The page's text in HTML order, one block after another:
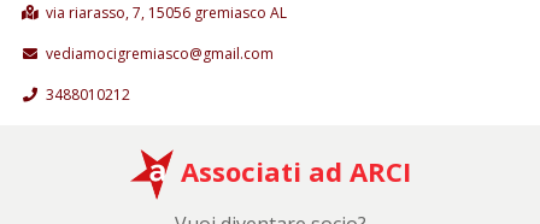
via riarasso, 7, 15056 gremiasco AL
vediamocigremiasco@gmail.com
3488010212
Associati ad ARCI